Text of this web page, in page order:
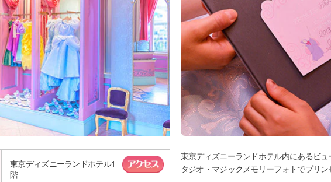
東京ディズニーランドホテル1
階
東京ディズニーランドホテル内にあるビ
タジオ・マジックメモリーフォトでプリン